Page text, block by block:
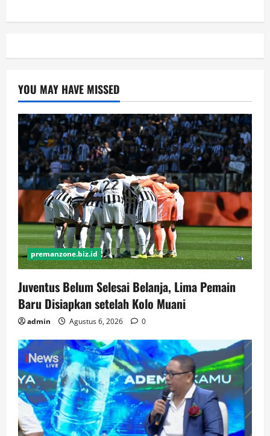
YOU MAY HAVE MISSED
premanzone.biz.id
Juventus Belum Selesai Belanja, Lima Pemain
Baru Disiapkan setelah Kolo Muani
admin Agustus 6, 2026 0